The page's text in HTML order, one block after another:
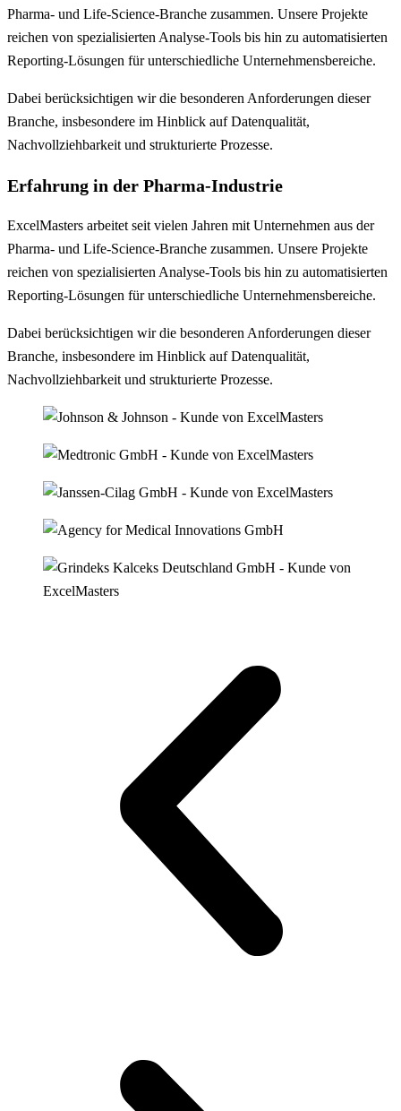
Pharma- und Life-Science-Branche zusammen. Unsere Projekte
reichen von spezialisierten Analyse-Tools bis hin zu automatisierten
Reporting-Lösungen für unterschiedliche Unternehmensbereiche.
Dabei berücksichtigen wir die besonderen Anforderungen dieser
Branche, insbesondere im Hinblick auf Datenqualität,
Nachvollziehbarkeit und strukturierte Prozesse.
Erfahrung in der Pharma-Industrie
ExcelMasters arbeitet seit vielen Jahren mit Unternehmen aus der
Pharma- und Life-Science-Branche zusammen. Unsere Projekte
reichen von spezialisierten Analyse-Tools bis hin zu automatisierten
Reporting-Lösungen für unterschiedliche Unternehmensbereiche.
Dabei berücksichtigen wir die besonderen Anforderungen dieser
Branche, insbesondere im Hinblick auf Datenqualität,
Nachvollziehbarkeit und strukturierte Prozesse.